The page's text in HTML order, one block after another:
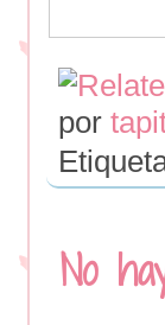
por
No